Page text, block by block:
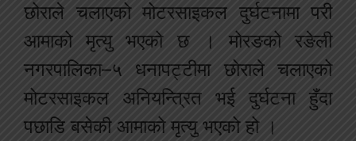
छोराले चलाएको मोटरसाइकल दुर्घटनामा परी
आमाको मृत्यु भएको छ । मोरङको रङेली
नगरपालिका–५ धनापट्टीमा छोराले चलाएको
मोटरसाइकल अनियन्त्रित भई दुर्घटना हुँदा
पछाडि बसेकी आमाको मृत्यु भएको हो ।